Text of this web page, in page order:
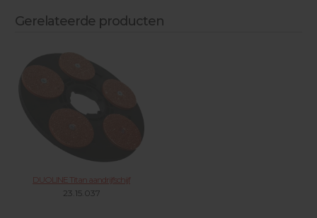
Gerelateerde producten
DUOLINE Titan aandrijfschijf
23.15.037